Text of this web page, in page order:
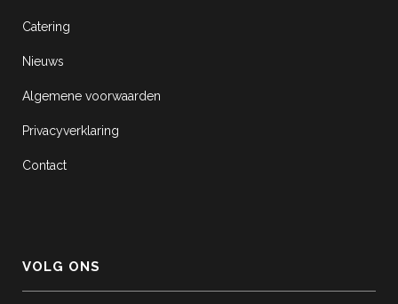
Catering
Nieuws
Algemene voorwaarden
Privacyverklaring
Contact
VOLG ONS